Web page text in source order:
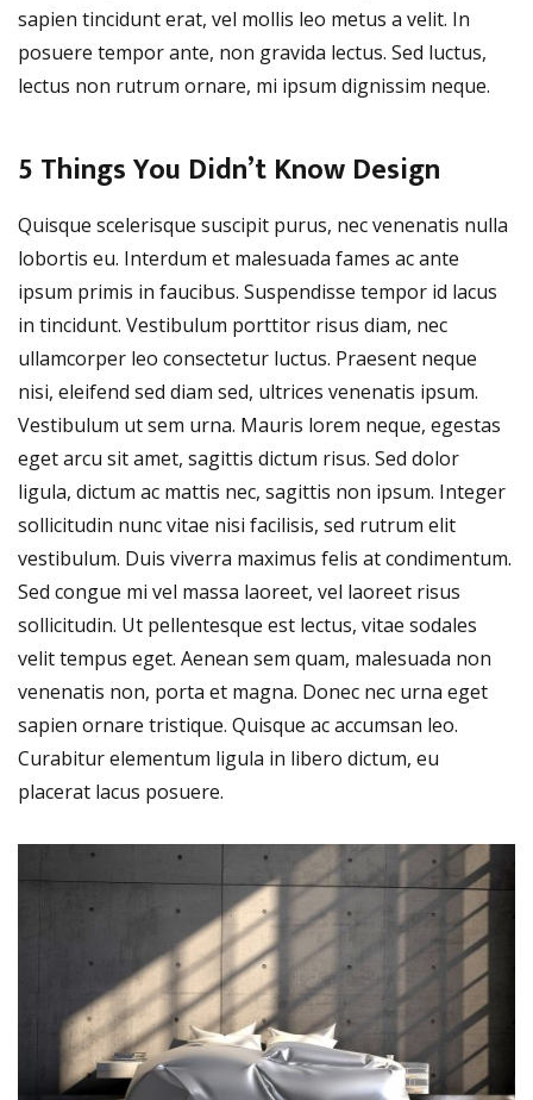
sapien tincidunt erat, vel mollis leo metus a velit. In
posuere tempor ante, non gravida lectus. Sed luctus,
lectus non rutrum ornare, mi ipsum dignissim neque.
5 Things You Didn’t Know Design
Quisque scelerisque suscipit purus, nec venenatis nulla
lobortis eu. Interdum et malesuada fames ac ante
ipsum primis in faucibus. Suspendisse tempor id lacus
in tincidunt. Vestibulum porttitor risus diam, nec
ullamcorper leo consectetur luctus. Praesent neque
nisi, eleifend sed diam sed, ultrices venenatis ipsum.
Vestibulum ut sem urna. Mauris lorem neque, egestas
eget arcu sit amet, sagittis dictum risus. Sed dolor
ligula, dictum ac mattis nec, sagittis non ipsum. Integer
sollicitudin nunc vitae nisi facilisis, sed rutrum elit
vestibulum. Duis viverra maximus felis at condimentum.
Sed congue mi vel massa laoreet, vel laoreet risus
sollicitudin. Ut pellentesque est lectus, vitae sodales
velit tempus eget. Aenean sem quam, malesuada non
venenatis non, porta et magna. Donec nec urna eget
sapien ornare tristique. Quisque ac accumsan leo.
Curabitur elementum ligula in libero dictum, eu
placerat lacus posuere.